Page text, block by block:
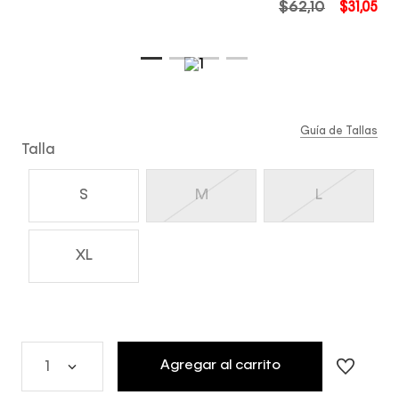
$31 ,05
$62,10
Talla
S M L
XL
Guía de Tallas
Agregar al carrito